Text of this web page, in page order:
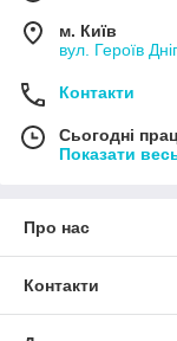
м. Київ
вул. Героїв
Контакти
Сьогодні
Показати
Про нас
Контакти